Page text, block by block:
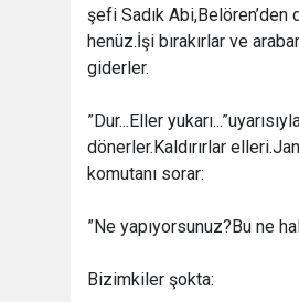
şefi Sadık Abi,Belören’den
henüz.İşi bırakırlar ve
giderler.
”Dur...Eller
dönerler.Kaldırırlar
komutanı sorar:
”Ne yapıyorsunuz?Bu ne
Bizimkiler şokta: